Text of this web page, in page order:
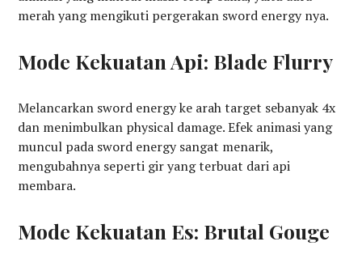
merah yang mengikuti pergerakan sword energy nya.
Mode Kekuatan Api: Blade Flurry
Melancarkan sword energy ke arah target sebanyak 4x
dan menimbulkan physical damage. Efek animasi yang
muncul pada sword energy sangat menarik,
mengubahnya seperti gir yang terbuat dari api
membara.
Mode Kekuatan Es: Brutal Gouge